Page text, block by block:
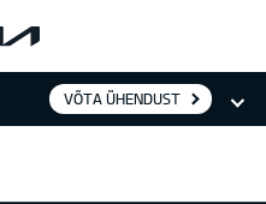
VÕTA ÜHENDUST